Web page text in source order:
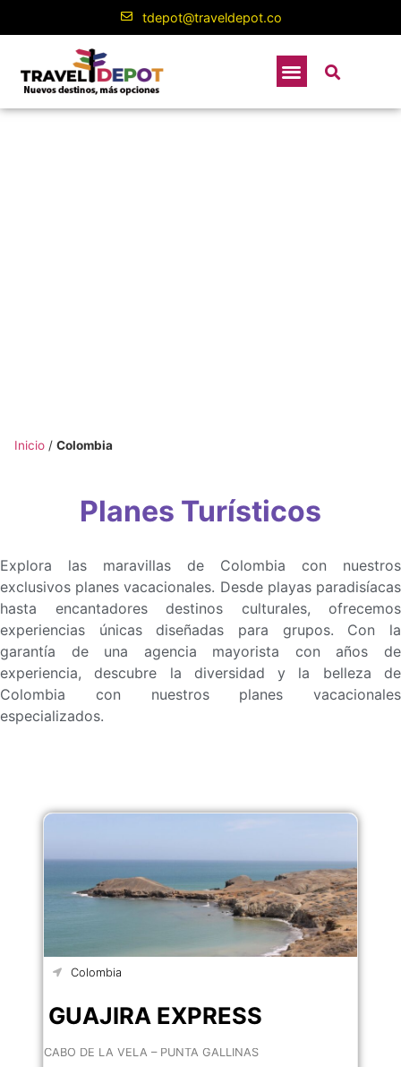
tdepot@traveldepot.co
Inicio / Colombia
Planes Turísticos
Explora las maravillas de Colombia con nuestros
exclusivos planes vacacionales. Desde playas paradisíacas
hasta encantadores destinos culturales, ofrecemos
experiencias únicas diseñadas para grupos. Con la
garantía de una agencia mayorista con años de
experiencia, descubre la diversidad y la belleza de
Colombia con nuestros planes vacacionales
especializados.
Colombia
GUAJIRA EXPRESS
CABO DE LA VELA – PUNTA GALLINAS